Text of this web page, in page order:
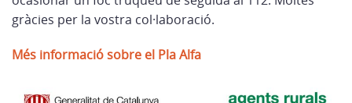
gràcies per la vostra col·laboració.
Més informació sobre el Pla Alfa